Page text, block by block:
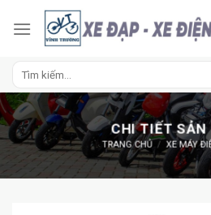
CHI TIẾT SẢN
TRANG CHỦ / XE MÁY